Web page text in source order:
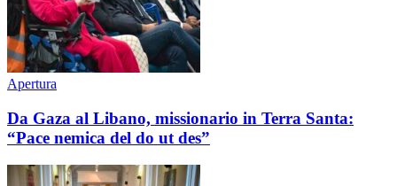
Apertura
Da Gaza al Libano, missionario in Terra Santa:
“Pace nemica del do ut des”